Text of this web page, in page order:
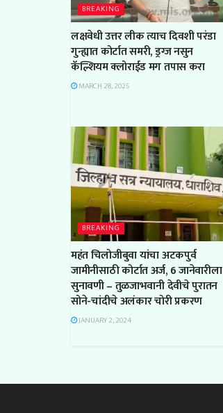
BREAKING
लक्षवेधी उत्तर लीक त्याच दिवशी परंडा
गुन्ह्यात कोर्टात समरी, ड्रग्ज नसुन
कॅल्शियम क्लोराईड मग तपास करा
MARCH 28, 2025
BREAKING
महंत चिलोजीबुवा यांचा अटकपुर्व
जामीनीसाठी कोर्टात अर्ज, 6 जानेवारीला
सुनावणी – तुळजाभवानी देवीचे पुरातन
सोने-चांदीचे अलंकार चोरी प्रकरण
JANUARY 2, 2024